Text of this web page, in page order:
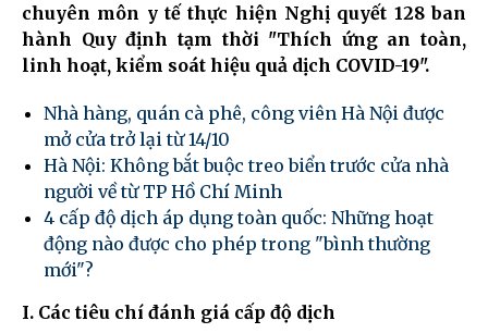
chuyên môn y tế thực hiện Nghị quyết 128 ban
hành Quy định tạm thời "Thích ứng an toàn,
linh hoạt, kiểm soát hiệu quả dịch COVID-19".
Nhà hàng, quán cà phê, công viên Hà Nội được
mở cửa trở lại từ 14/10
Hà Nội: Không bắt buộc treo biển trước cửa nhà
người về từ TP Hồ Chí Minh
4 cấp độ dịch áp dụng toàn quốc: Những hoạt
động nào được cho phép trong "bình thường
mới"?
I. Các tiêu chí đánh giá cấp độ dịch